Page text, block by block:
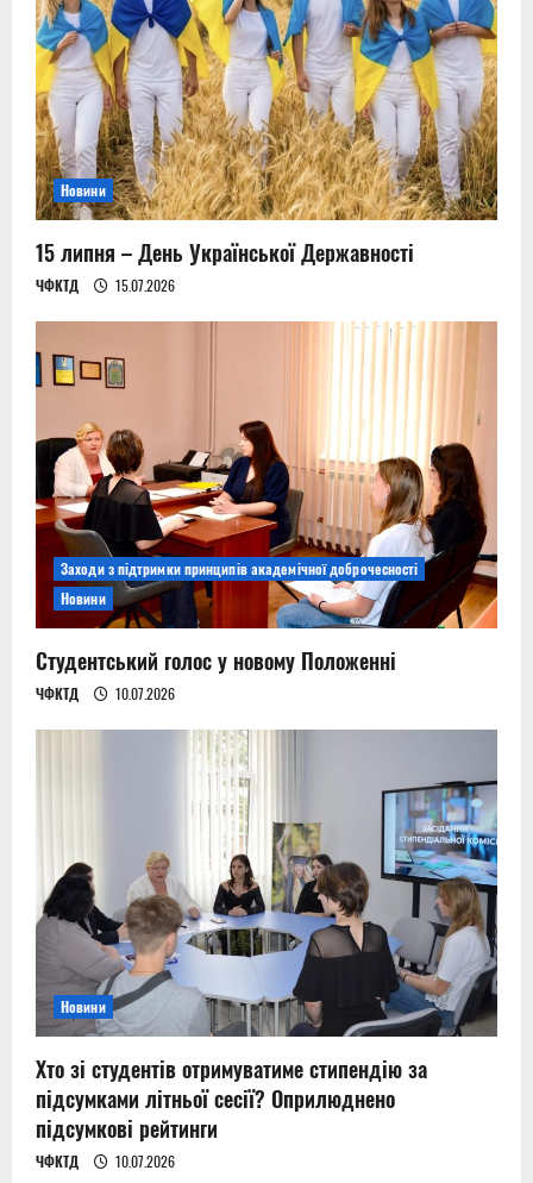
a
t
i
o
n
Новини
15 липня – День Української Державності
ЧФКТД 15.07.2026
Заходи з підтримки принципів академічної доброчесності
Новини
Студентський голос у новому Положенні
ЧФКТД 10.07.2026
Новини
Хто зі студентів отримуватиме стипендію за
підсумками літньої сесії? Оприлюднено
підсумкові рейтинги
ЧФКТД 10.07.2026